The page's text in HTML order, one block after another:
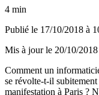
4 min
Publié le 17/10/2018 à
Mis à jour le 20/10/
Comment un
se révolte-t-il
manifestation à Paris ?